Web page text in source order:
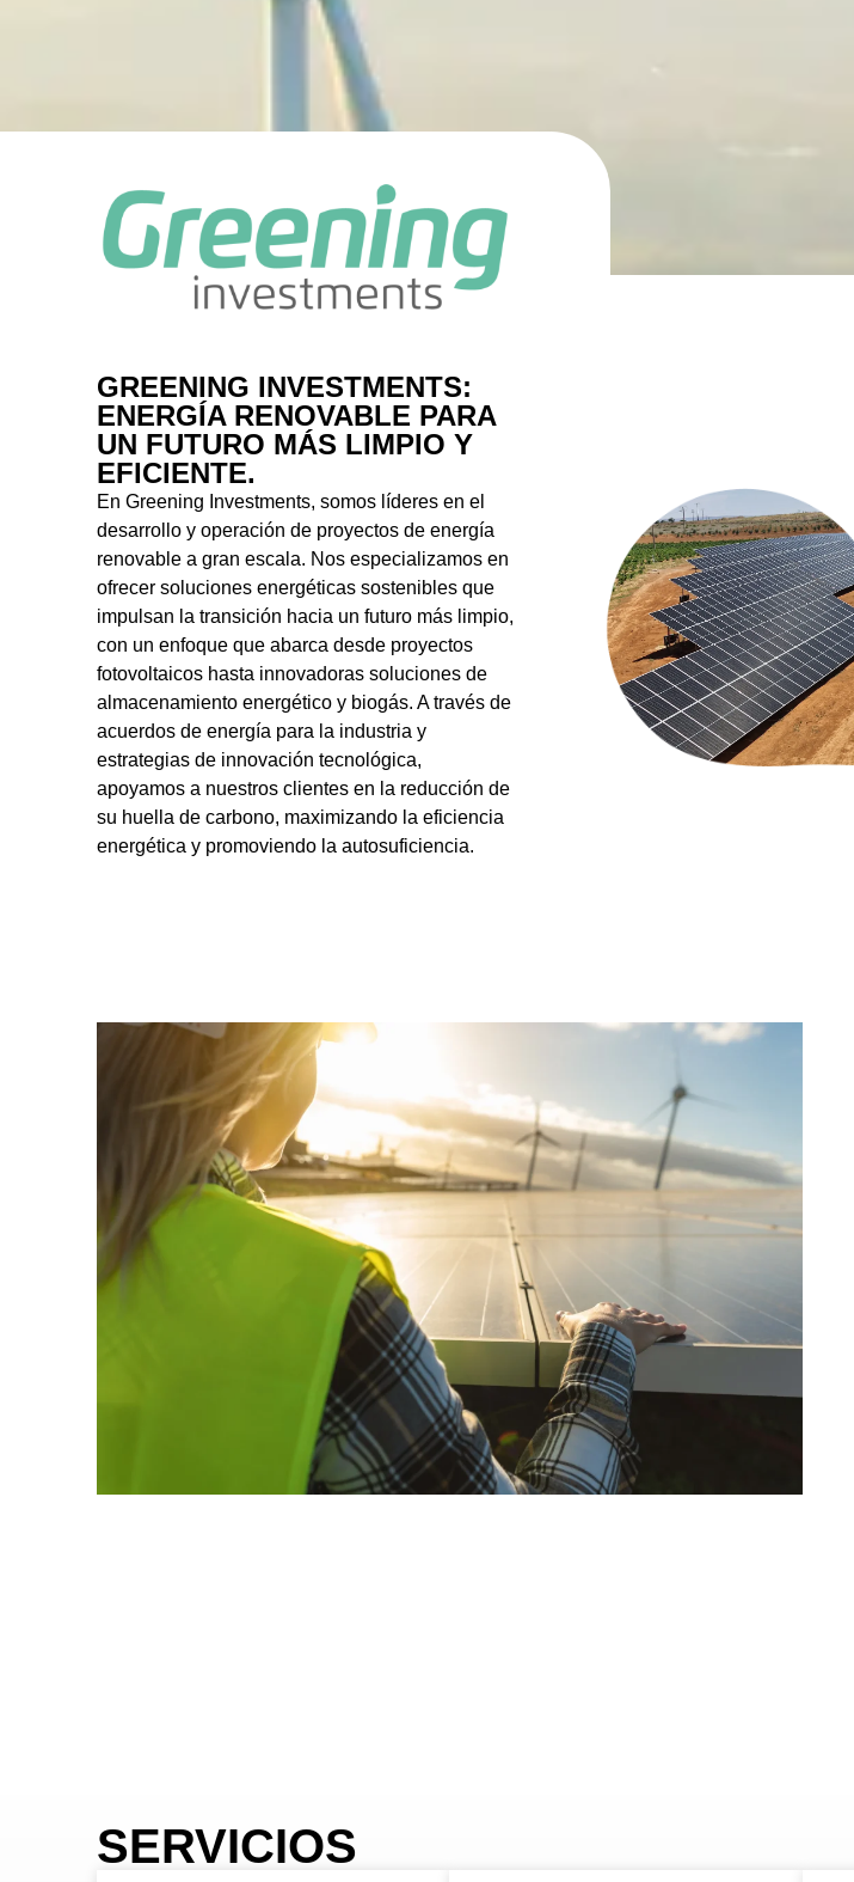
GREENING INVESTMENTS:
ENERGÍA RENOVABLE PARA
UN FUTURO MÁS LIMPIO Y
EFICIENTE.
En Greening Investments, somos líderes en el
desarrollo y operación de proyectos de energía
renovable a gran escala. Nos especializamos en
ofrecer soluciones energéticas sostenibles que
impulsan la transición hacia un futuro más limpio,
con un enfoque que abarca desde proyectos
fotovoltaicos hasta innovadoras soluciones de
almacenamiento energético y biogás. A través de
acuerdos de energía para la industria y
estrategias de innovación tecnológica,
apoyamos a nuestros clientes en la reducción de
su huella de carbono, maximizando la eficiencia
energética y promoviendo la autosuficiencia.
SERVICIOS